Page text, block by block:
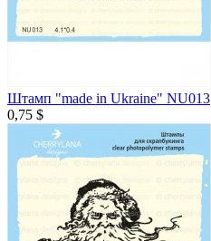
Штамп "made in Ukraine" NU013
0,75 $